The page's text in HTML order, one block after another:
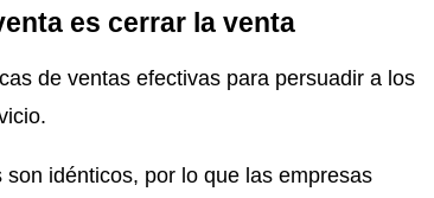
es cerrar la venta
de ventas efectivas para persuadir a los
idénticos, por lo que las empresas